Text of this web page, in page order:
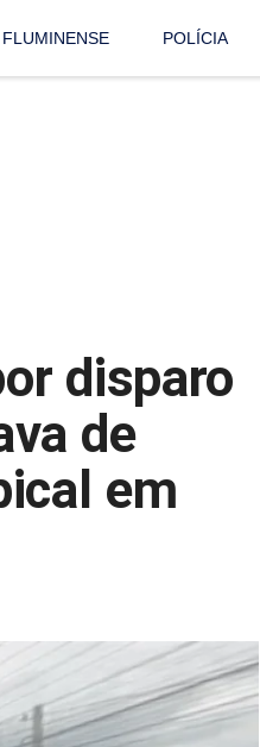
FLUMINENSE POLÍCIA
disparo
de
em